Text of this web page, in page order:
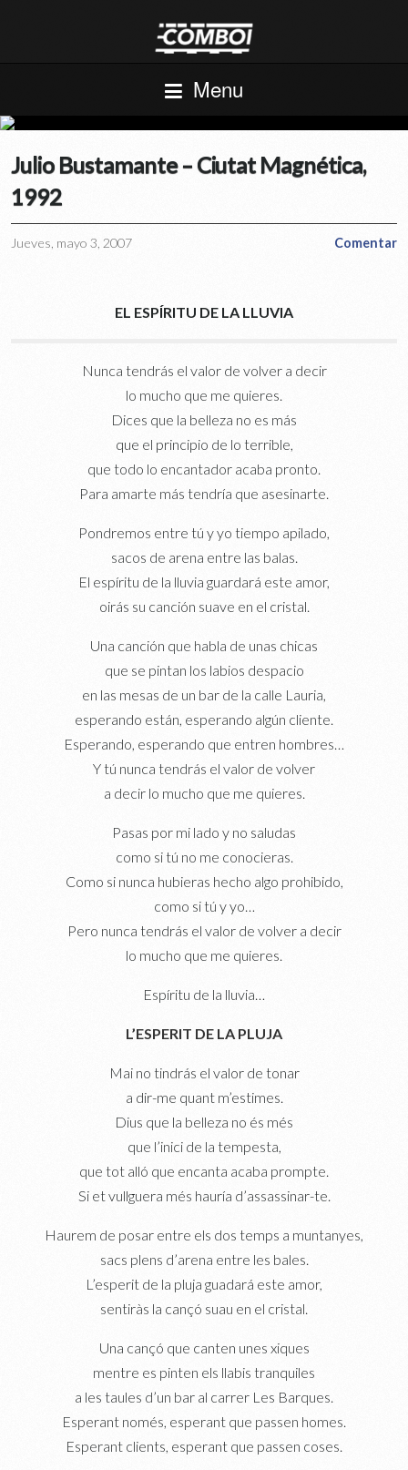
Menu
Julio Bustamante – Ciutat Magnética,
1992
Jueves, mayo 3, 2007 Comentar
EL ESPÍRITU DE LA LLUVIA
Nunca tendrás el valor de volver a decir
lo mucho que me quieres.
Dices que la belleza no es más
que el principio de lo terrible,
que todo lo encantador acaba pronto.
Para amarte más tendría que asesinarte.
Pondremos entre tú y yo tiempo apilado,
sacos de arena entre las balas.
El espíritu de la lluvia guardará este amor,
oirás su canción suave en el cristal.
Una canción que habla de unas chicas
que se pintan los labios despacio
en las mesas de un bar de la calle Lauria,
esperando están, esperando algún cliente.
Esperando, esperando que entren hombres…
Y tú nunca tendrás el valor de volver
a decir lo mucho que me quieres.
Pasas por mi lado y no saludas
como si tú no me conocieras.
Como si nunca hubieras hecho algo prohibido,
como si tú y yo…
Pero nunca tendrás el valor de volver a decir
lo mucho que me quieres.
Espíritu de la lluvia…
L’ESPERIT DE LA PLUJA
Mai no tindrás el valor de tonar
a dir-me quant m’estimes.
Dius que la belleza no és més
que l’inici de la tempesta,
que tot alló que encanta acaba prompte.
Si et vullguera més hauría d’assassinar-te.
Haurem de posar entre els dos temps a muntanyes,
sacs plens d’arena entre les bales.
L’esperit de la pluja guadará este amor,
sentiràs la cançó suau en el cristal.
Una cançó que canten unes xiques
mentre es pinten els llabis tranquiles
a les taules d’un bar al carrer Les Barques.
Esperant només, esperant que passen homes.
Esperant clients, esperant que passen coses.